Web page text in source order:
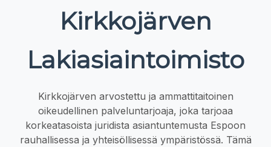
Kirkkojärven
Lakiasiaintoimisto
Kirkkojärven arvostettu ja ammattitaitoinen
oikeudellinen palveluntarjoaja, joka tarjoaa
korkeatasoista juridista asiantuntemusta Espoon
rauhallisessa ja yhteisöllisessä ympäristössä. Tämä